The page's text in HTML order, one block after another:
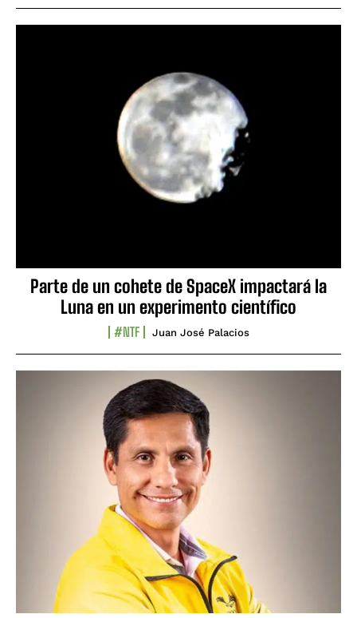
Parte de un cohete de SpaceX impactará la
Luna en un experimento científico
#NTF Juan José Palacios